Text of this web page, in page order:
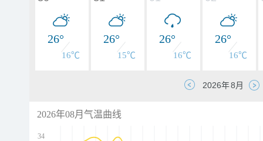
26°
16℃
26°
15℃
26°
16℃
26°
16℃
2026年08月气温曲线
34